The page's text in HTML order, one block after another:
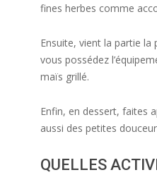
fines herbes comme
Ensuite, vient la partie
vous possédez
maïs grillé.
Enfin, en dessert, faites
aussi des petites
QUELLES